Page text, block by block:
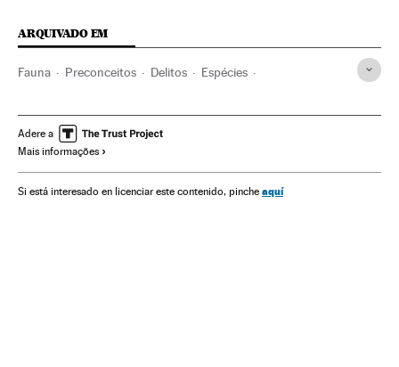
ARQUIVADO EM
Fauna Preconceitos Delitos Espécies
Quênia Homossexualidade
Animais
Sexualidade Sociedade Mundo Global Blogs
Adere a
Mais informações
Si está interesado en licenciar este contenido, pinche aquí